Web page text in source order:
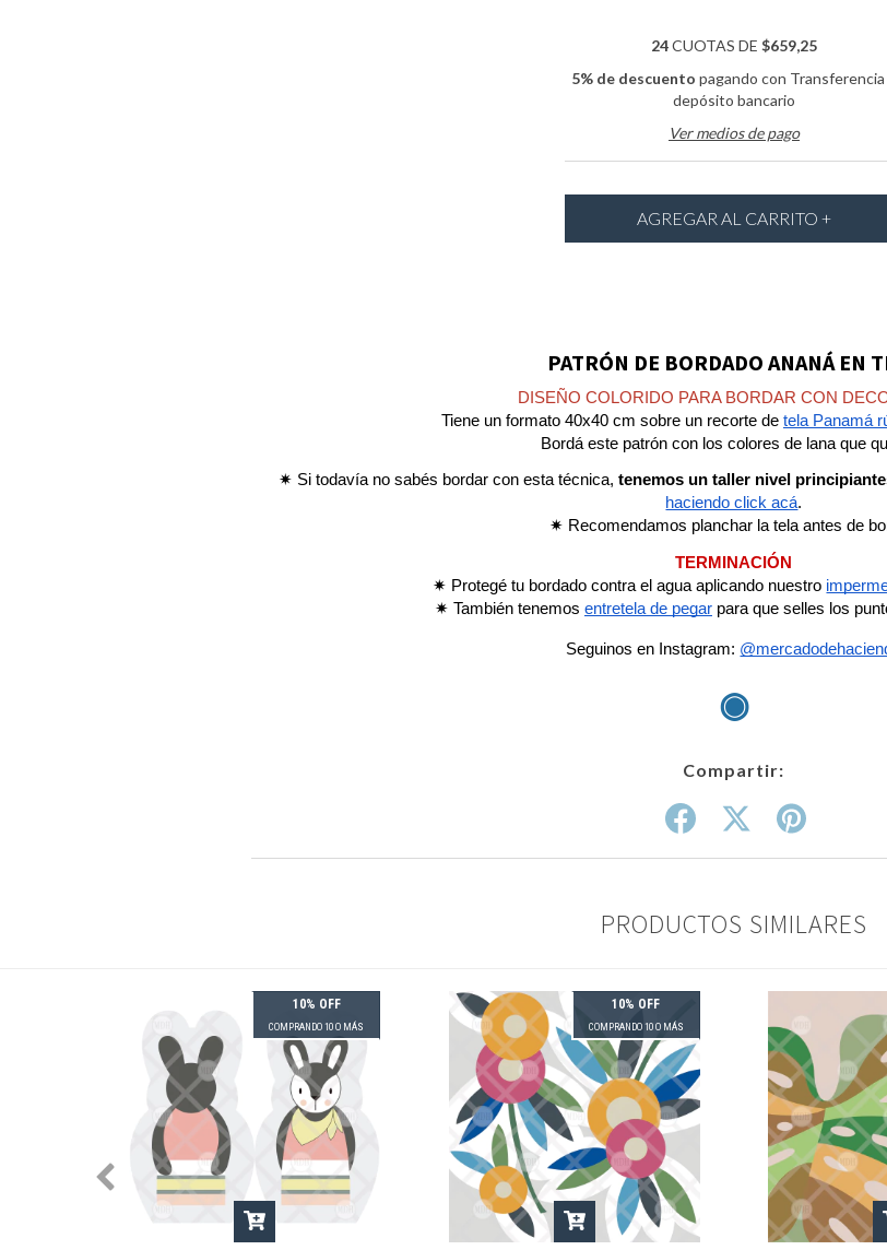
24CUOTAS DE $659,25
5% de descuento pagando con Transferencia
depósito bancario
Ver medios de pago
PATRÓN DE BORDADO ANANÁ EN
DISEÑO COLORIDO PARA BORDAR CON
Tiene un formato 40x40 cm sobre un recorte de tela Panamá
Bordá este patrón con los colores de lana que
✷ Si todavía no sabés bordar con esta técnica,tenemos un taller nivel
haciendo click acá.
✷ Recomendamos planchar la tela antes de
TERMINACIÓN
✷ Protegé tu bordado contra el agua aplicando nuestro
✷ También tenemos entretela de pegar para que selles los
Seguinos en Instagram:
◉
Compartir:
PRODUCTOS SIMILARES
10% OFF
COMPRANDO 10 O MÁS
10% OFF
COMPRANDO 10 O MÁS